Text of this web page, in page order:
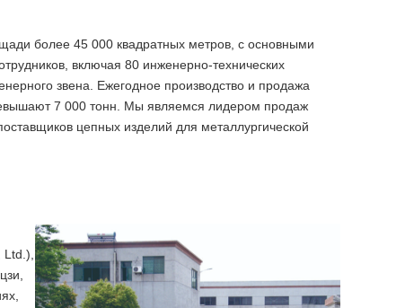
более 45 000 квадратных метров, с основными
включая 80 инженерно-технических
звена. Ежегодное производство и продажа
7 000 тонн. Мы являемся лидером продаж
цепных изделий для металлургической